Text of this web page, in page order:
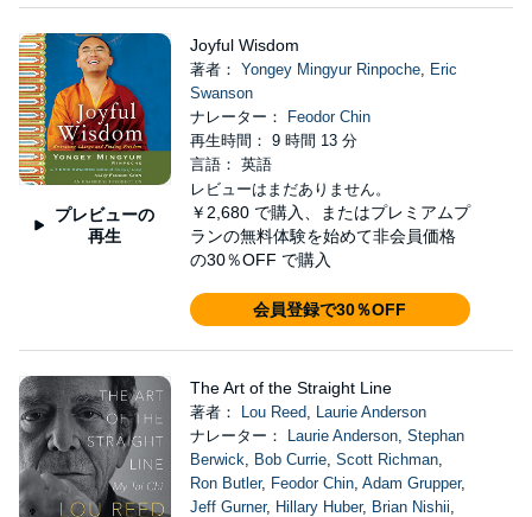
プレビューの
再生
Joyful Wisdom
著者： Yongey Mingyur Rinpoche, Eric
Swanson
ナレーター：
Feodor Chin
再生時間： 9 時間 13 分
言語： 英語
レビューはまだありません。
￥2,680 で購入、またはプレミアムプ
ランの無料体験を始めて非会員価格
の30％OFF で購入
会員登録で30％OFF
The Art of the Straight Line
著者： Lou Reed, Laurie Anderson
ナレーター：
Laurie Anderson, Stephan
Berwick, Bob Currie, Scott Richman,
Ron Butler, Feodor Chin, Adam Grupper,
Jeff Gurner, Hillary Huber, Brian Nishii,